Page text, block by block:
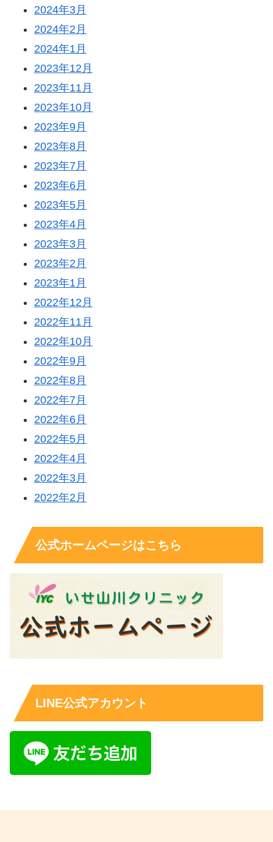
2024年3月
2024年2月
2024年1月
2023年12月
2023年11月
2023年10月
2023年9月
2023年8月
2023年7月
2023年6月
2023年5月
2023年4月
2023年3月
2023年2月
2023年1月
2022年12月
2022年11月
2022年10月
2022年9月
2022年8月
2022年7月
2022年6月
2022年5月
2022年4月
2022年3月
2022年2月
公式ホームページはこちら
LINE公式アカウント